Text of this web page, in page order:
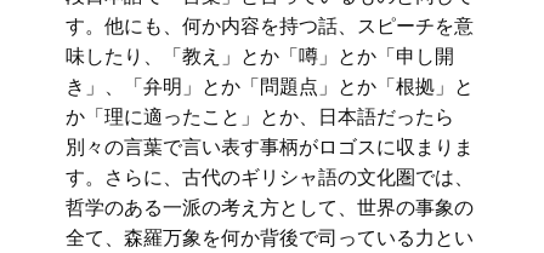
す。他にも、何か内容を持つ話、スピーチを意
味したり、「教え」とか「噂」とか「申し開
き」、「弁明」とか「問題点」とか「根拠」と
か「理に適ったこと」とか、日本語だったら
別々の言葉で言い表す事柄がロゴスに収まりま
す。さらに、古代のギリシャ語の文化圏では、
哲学のある一派の考え方として、世界の事象の
全て、森羅万象を何か背後で司っている力とい